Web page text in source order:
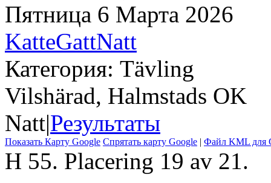
Пятница 6 Марта 2026
KatteGattNatt
Категория: Tävling
Vilshärad, Halmstads OK
Natt|Результаты
Показать Карту Google Спрятать карту Google | Файл KML для
H 55. Placering 19 av 21.